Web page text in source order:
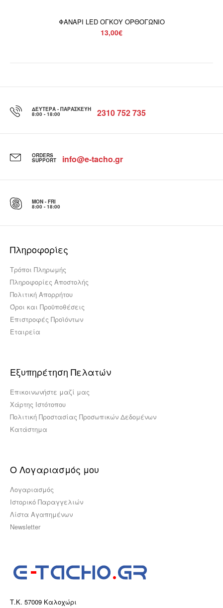
ΦΑΝΑΡΙ LED ΟΓΚΟΥ ΟΡΘΟΓΩΝΙΟ
13,00€
ΔΕΥΤΈΡΑ - ΠΑΡΑΣΚΕΥΉ
8:00 - 18:00 2310 752 735
ORDERS
SUPPORT info@e-tacho.gr
MON - FRI
8:00 - 18:00
Πληροφορίες
Τρόποι Πληρωμής
Πληροφορίες Αποστολής
Πολιτική Απορρήτου
Όροι και Προϋποθέσεις
Επιστροφές Προϊόντων
Εταιρεία
Εξυπηρέτηση Πελατών
Επικοινωνήστε μαζί μας
Χάρτης Ιστότοπου
Πολιτική Προστασίας Προσωπικών Δεδομένων
Κατάστημα
Ο Λογαριασμός μου
Λογαριασμός
Ιστορικό Παραγγελιών
Λίστα Αγαπημένων
Newsletter
Τ.Κ. 57009 Καλοχώρι